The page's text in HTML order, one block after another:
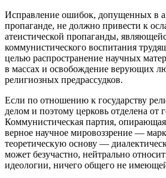
Исправление ошибок, допущенных в
пропаганде, не должно привести к
атеистической пропаганды,
коммунистического воспитания
целью распространение научных
в массах и освобождение верующих
религиозных предрассудков.
Если по отношению к государству
делом и поэтому церковь отделена от
Коммунистическая партия,
верное научное мировоззрение —
теоретическую основу —
может безучастно, нейтрально
идеологии, ничего общего не